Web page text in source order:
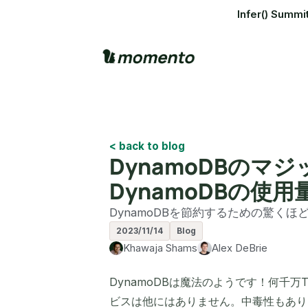
Infer()
< back to blog
DynamoDBのマジ
DynamoDBの使用
DynamoDBを節約するための驚くほ
2023/11/14 Blog
Khawaja Shams Alex DeBrie
DynamoDBは魔法のようです！何千万
ビスは他にはありません。中毒性もあ